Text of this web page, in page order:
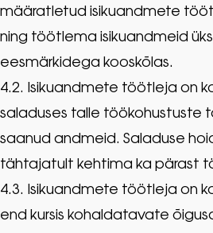
määratletud isikuandmete
ning töötlema isikuandmeid
eesmärkidega kooskõlas.
4.2. Isikuandmete töötleja on
saladuses talle töökohustuste
saanud andmeid. Saladuse
tähtajatult kehtima ka pärast
4.3. Isikuandmete töötleja on
end kursis kohaldatavate